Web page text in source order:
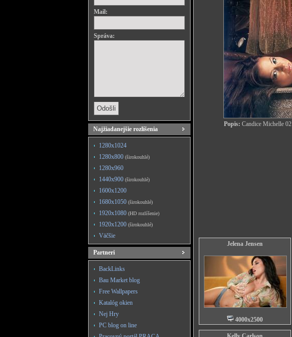
Mail:
Správa:
Najžiadanejšie rozlíšenia
1280x1024
1280x800 (širokouhlé)
1280x960
1440x900 (širokouhlé)
1600x1200
1680x1050 (širokouhlé)
1920x1080 (HD rozlíšenie)
1920x1200 (širokouhlé)
Väčšie
Partneri
BackLinks
Bau Market blog
Free Wallpapers
Katalóg okien
Nej Hry
PC blog on line
Popis: Candice Michelle 02
Jelena Jensen
4000x2500